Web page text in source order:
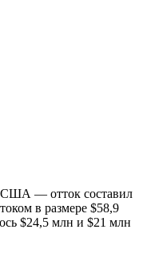
США — отток составил
в размере $58,9
$24,5 млн и $21 млн